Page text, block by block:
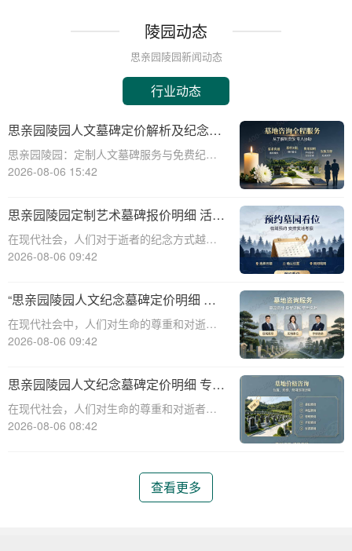
陵园动态
思亲园陵园新闻动态
行业动态
思亲园陵园人文墓碑定价解析及纪念空
间免费使用政策说明
思亲园陵园：定制人文墓碑服务与免费纪念
空间详解☎ 思亲园陵园电话:400-838-5063
构，始终致力于为用户提供高品质的墓碑定
制服务。本文将为您详细解析思亲园陵
2026-08-06 15:42
思亲园陵园定制艺术墓碑报价明细 活动
减免设计雕刻费用详解
在现代社会，人们对于逝者的纪念方式越来
越注重个性化与艺术性。思亲园陵园作为一
碑的服务，以满足客户对于纪念逝者的独特
需求。本文将详细介绍思亲园陵园定制艺术
墓碑的报价
2026-08-06 09:42
“思亲园陵园人文纪念墓碑定价明细 专
属追思场地购墓即享”
在现代社会中，人们对生命的尊重和对逝者
的缅怀日益增长，这使得陵园和墓碑的选择
陵园机构，提供了一系列的人文纪念墓碑和
专属追思场地，旨在为家属提供一个庄严而
温馨的纪念
2026-08-06 09:42
思亲园陵园人文纪念墓碑定价明细 专属
追思场地购墓即享详解
在现代社会，人们对生命的尊重和对逝者的
缅怀日益增长，因此，陵园和墓碑的选择成
和追思场地服务，旨在为家属提供一个庄
2026-08-06 08:42
查看更多